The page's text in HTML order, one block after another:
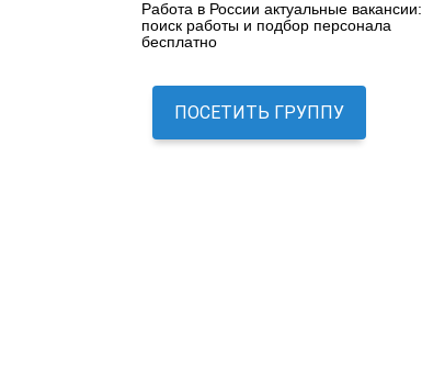
Работа в России актуальные вакансии:
поиск работы и подбор персонала
бесплатно
ПОСЕТИТЬ ГРУППУ